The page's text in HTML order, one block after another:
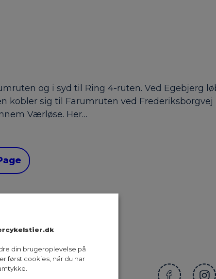
og i syd til Ring 4-ruten. Ved Egebjerg
kobler sig til Farumruten ved
Værløse. Her…
din brugeroplevelse på
først cookies, når du har